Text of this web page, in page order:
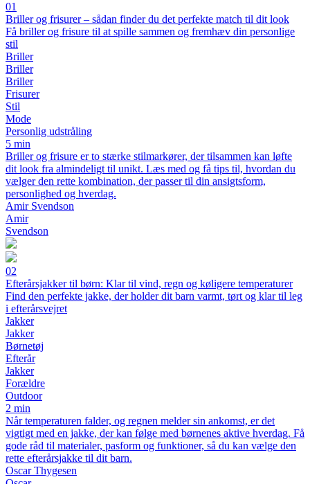
01
Briller og frisurer – sådan finder du det perfekte match til dit look
Få briller og frisure til at spille sammen og fremhæv din personlige
stil
Briller
Briller
Briller
Frisurer
Stil
Mode
Personlig udstråling
5 min
Briller og frisure er to stærke stilmarkører, der tilsammen kan løfte
dit look fra almindeligt til unikt. Læs med og få tips til, hvordan du
vælger den rette kombination, der passer til din ansigtsform,
personlighed og hverdag.
Amir Svendson
Amir
Svendson
02
Efterårsjakker til børn: Klar til vind, regn og køligere temperaturer
Find den perfekte jakke, der holder dit barn varmt, tørt og klar til leg
i efterårsvejret
Jakker
Jakker
Børnetøj
Efterår
Jakker
Forældre
Outdoor
2 min
Når temperaturen falder, og regnen melder sin ankomst, er det
vigtigt med en jakke, der kan følge med børnenes aktive hverdag. Få
gode råd til materialer, pasform og funktioner, så du kan vælge den
rette efterårsjakke til dit barn.
Oscar Thygesen